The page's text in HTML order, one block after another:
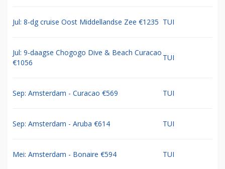
Jul: 8-dg cruise Oost Middellandse Zee €1235 TUI
Jul: 9-daagse Chogogo Dive & Beach Curacao
€1056
TUI
Sep: Amsterdam - Curacao €569 TUI
Sep: Amsterdam - Aruba €614 TUI
Mei: Amsterdam - Bonaire €594 TUI